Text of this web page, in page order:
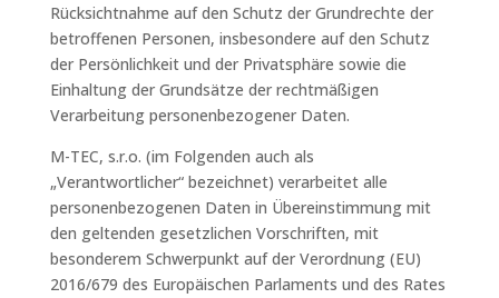
Rücksichtnahme auf den Schutz der Grundrechte der
betroffenen Personen, insbesondere auf den Schutz
der Persönlichkeit und der Privatsphäre sowie die
Einhaltung der Grundsätze der rechtmäßigen
Verarbeitung personenbezogener Daten.
M-TEC, s.r.o. (im Folgenden auch als
„Verantwortlicher“ bezeichnet) verarbeitet alle
personenbezogenen Daten in Übereinstimmung mit
den geltenden gesetzlichen Vorschriften, mit
besonderem Schwerpunkt auf der Verordnung (EU)
2016/679 des Europäischen Parlaments und des Rates